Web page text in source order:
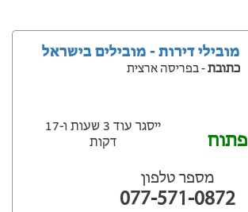
מובילי דירות - מובילים בישראל
כתובת- בפריסה ארצית
ייסגר עוד 3 שעות ‫ו-17
דקות
מספר טלפון
077-571-0872